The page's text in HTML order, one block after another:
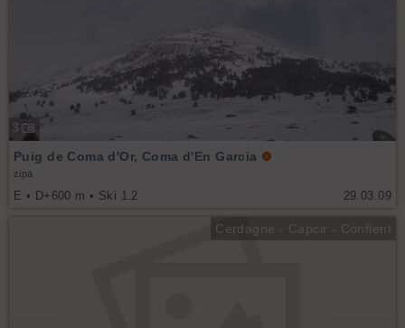
3
29.03.09
Puig de Coma d'Or, Coma d'En Garcia
zipa
E • D+600 m • Ski 1.2
Cerdagne - Capcir - Conflent